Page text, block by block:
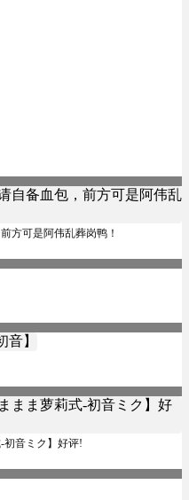
方可是阿伟乱葬岗鸭！
初音ミク】好评!